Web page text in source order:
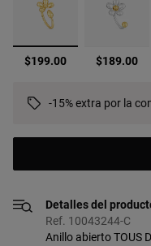
seleccionado
$199.00 $189.00
-15% extra por la
Detalles del
Ref. 10043244-C
Anillo abierto TOUS